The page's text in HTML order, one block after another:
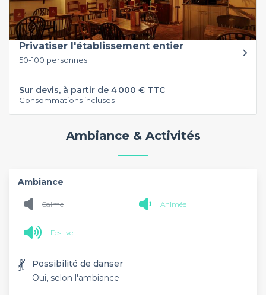
Privatiser l'établissement entier
50-100 personnes
Sur devis, à partir de 4 000 € TTC
Consommations incluses
Ambiance & Activités
Ambiance
Calme Animée
Festive
💃
Possibilité de danser
Oui, selon l'ambiance